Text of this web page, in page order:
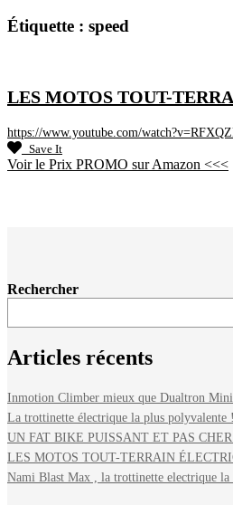
Étiquette : speed
LES MOTOS TOUT-
https://www.youtube.com/
Save It
Voir le Prix PROMO sur Amazon <<<
Rechercher
Articles récents
Inmotion Climber mieux que Dualtron
La trottinette électrique la plus
UN FAT BIKE PUISSANT ET PAS
LES MOTOS TOUT-TERRAIN
Nami Blast Max , la trottinette electrique la